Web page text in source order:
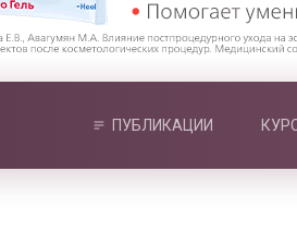
ПУБЛИКАЦИИ